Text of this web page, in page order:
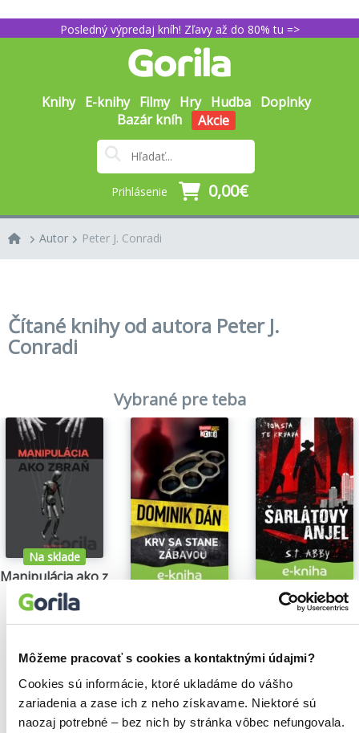
Môžeme pracovať s cookies a kontaktnými údajmi?
Cookies sú informácie, ktoré ukladáme do vášho
zariadenia a zase ich z neho získavame. Niektoré sú
naozaj potrebné – bez nich by stránka vôbec nefungovala.
Posledný výpredaj kníh! Zľavy až do 80% tu =>
Knihy E-knihy Filmy Hry Hudba Doplnky
Bazár kníh
Akcie
Prihlásenie 0,00€
Autor Peter J. Conradi
Čítané knihy od autora Peter J.
Conradi
Vybrané pre teba
Na sklade
Manipulácia ako zbraň
Tomáš Vepi
15,79€ Šarlátový anjel
S.T. Abby
5,84€
Našli sme0titulov